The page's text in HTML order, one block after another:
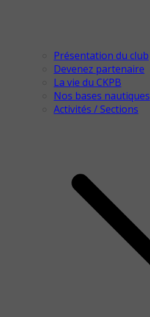
Présentation du club
Devenez partenaire
La vie du CKPB
Nos bases nautiques
Activités / Sections